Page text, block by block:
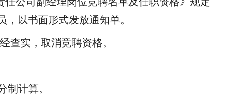
以书面形式发放通知单。
查实，取消竞聘资格。
计算。